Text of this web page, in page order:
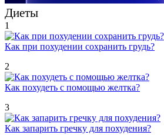
Диеты
1
Как при похудении сохранить грудь?
2
Как похудеть с помощью желтка?
3
Как запарить гречку для похудения?